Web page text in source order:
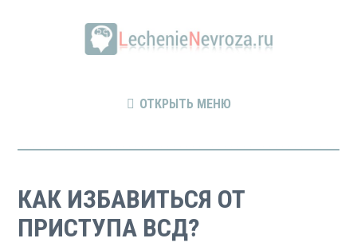
ОТКРЫТЬ МЕНЮ
КАК ИЗБАВИТЬСЯ ОТ
ПРИСТУПА ВСД?